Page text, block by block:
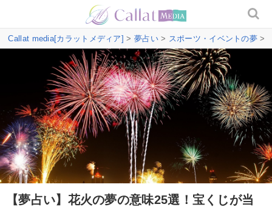
Callat media[カラットメディア] > 夢占い> スポーツ・イベントの夢 >
【夢占い】花火の夢の意味25選！宝くじが当